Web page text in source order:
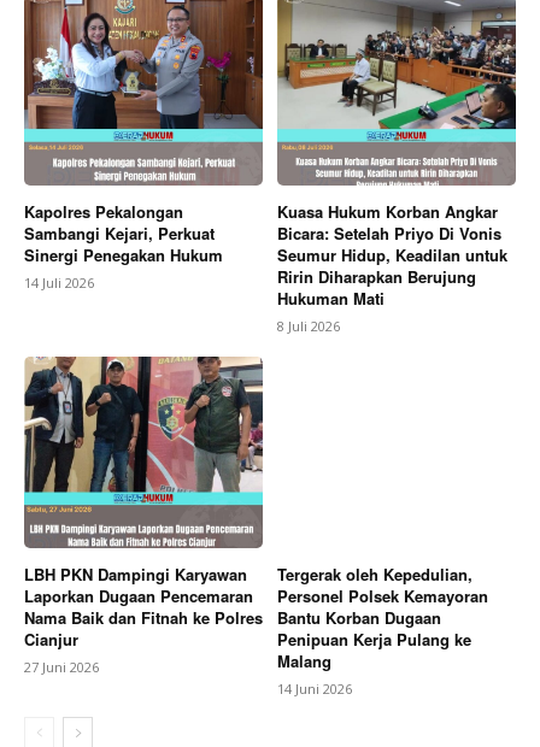
Kapolres Pekalongan
Sambangi Kejari, Perkuat
Sinergi Penegakan Hukum
14 Juli 2026
Kuasa Hukum Korban Angkar
Bicara: Setelah Priyo Di Vonis
Seumur Hidup, Keadilan untuk
Ririn Diharapkan Berujung
Hukuman Mati
8 Juli 2026
LBH PKN Dampingi Karyawan
Laporkan Dugaan Pencemaran
Nama Baik dan Fitnah ke Polres
Cianjur
27 Juni 2026
Tergerak oleh Kepedulian,
Personel Polsek Kemayoran
Bantu Korban Dugaan
Penipuan Kerja Pulang ke
Malang
14 Juni 2026